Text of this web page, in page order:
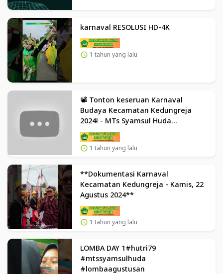
karnaval RESOLUSI HD-4K
1 tahun yang lalu
📽️ Tonton keseruan Karnaval
Budaya Kecamatan Kedungreja
2024! - MTs Syamsul Huda
Kedungreja
1 tahun yang lalu
**Dokumentasi Karnaval
Kecamatan Kedungreja - Kamis, 22
Agustus 2024**
1 tahun yang lalu
LOMBA DAY 1#hutri79
#mtssyamsulhuda
#lombaagustusan